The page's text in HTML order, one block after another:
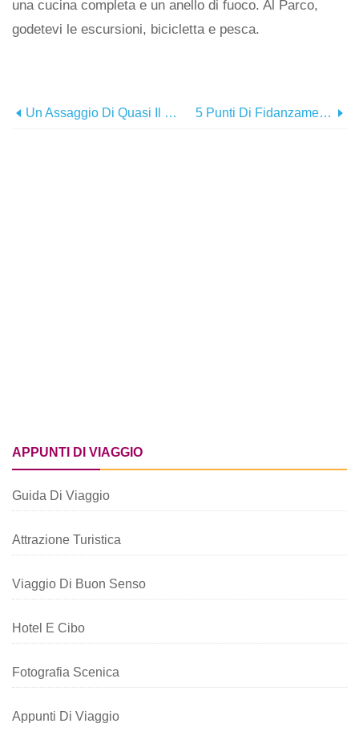
una cucina completa e un anello di fuoco. Al Parco,
godetevi le escursioni, bicicletta e pesca.
Un Assaggio Di Quasi Il Paradiso:edizione Del Ringraziamento 5 Punti Di Fidanzamento Autunnali In Quasi Il Paradiso
APPUNTI DI VIAGGIO
Guida Di Viaggio
Attrazione Turistica
Viaggio Di Buon Senso
Hotel E Cibo
Fotografia Scenica
Appunti Di Viaggio